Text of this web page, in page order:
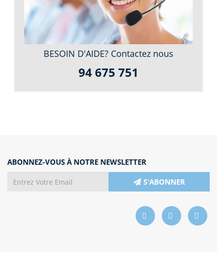
BESOIN D'AIDE? Contactez nous
94 675 751
ABONNEZ-VOUS À NOTRE NEWSLETTER
S'ABONNER